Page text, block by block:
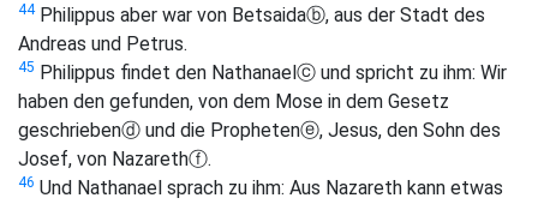
44Philippus aber war von Betsaidaⓑ, aus der Stadt des
Andreas und Petrus.
45 Philippus findet den Nathanaelⓒ und spricht zu ihm: Wir
haben den gefunden, von dem Mose in dem Gesetz
geschriebenⓓ und die Prophetenⓔ, Jesus, den Sohn des
Josef, von Nazarethⓕ.
46 Und Nathanael sprach zu ihm: Aus Nazareth kann etwas